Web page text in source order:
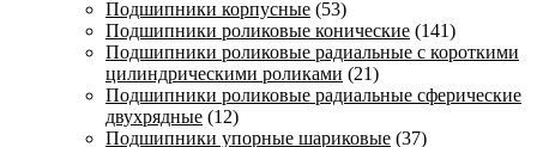
Подшипники корпусные (53)
Подшипники роликовые конические (141)
Подшипники роликовые радиальные с короткими
цилиндрическими роликами (21)
Подшипники роликовые радиальные сферические
двухрядные (12)
Подшипники упорные шариковые (37)